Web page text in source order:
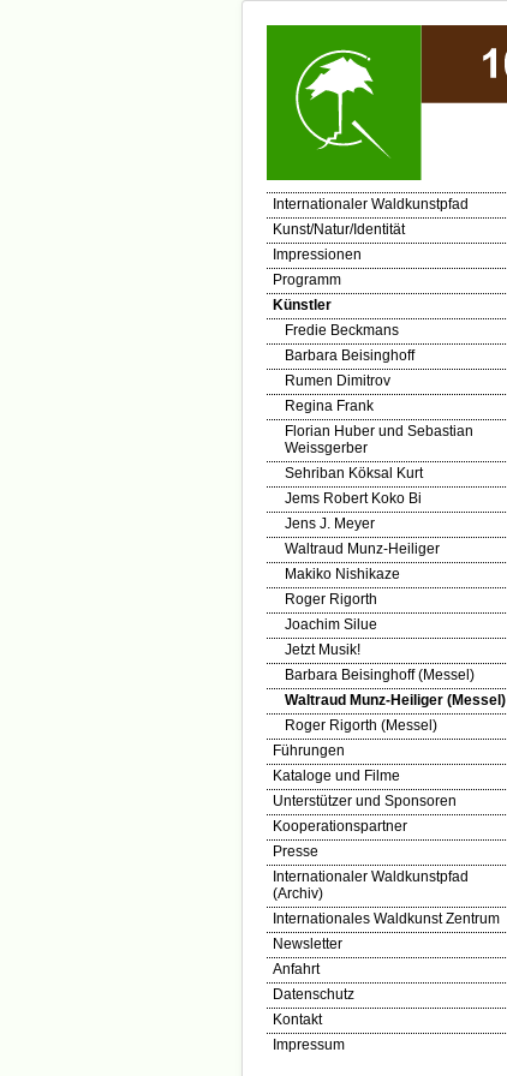
Internationaler Waldkunstpfad
Kunst/Natur/Identität
Impressionen
Programm
Künstler
Fredie Beckmans
Barbara Beisinghoff
Rumen Dimitrov
Regina Frank
Florian Huber und Sebastian
Weissgerber
Sehriban Köksal Kurt
Jems Robert Koko Bi
Jens J. Meyer
Waltraud Munz-Heiliger
Makiko Nishikaze
Roger Rigorth
Joachim Silue
Jetzt Musik!
Barbara Beisinghoff (Messel)
Waltraud Munz-Heiliger (Messel)
Roger Rigorth (Messel)
Führungen
Kataloge und Filme
Unterstützer und Sponsoren
Kooperationspartner
Presse
Internationaler Waldkunstpfad
(Archiv)
Internationales Waldkunst Zentrum
Newsletter
Anfahrt
Datenschutz
Kontakt
Impressum